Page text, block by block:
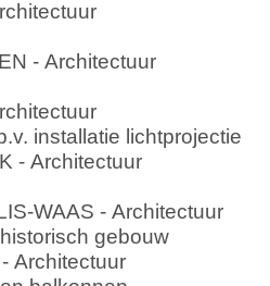
- Architectuur
installatie lichtprojectie
- Architectuur
WAAS - Architectuur
gebouw
Architectuur